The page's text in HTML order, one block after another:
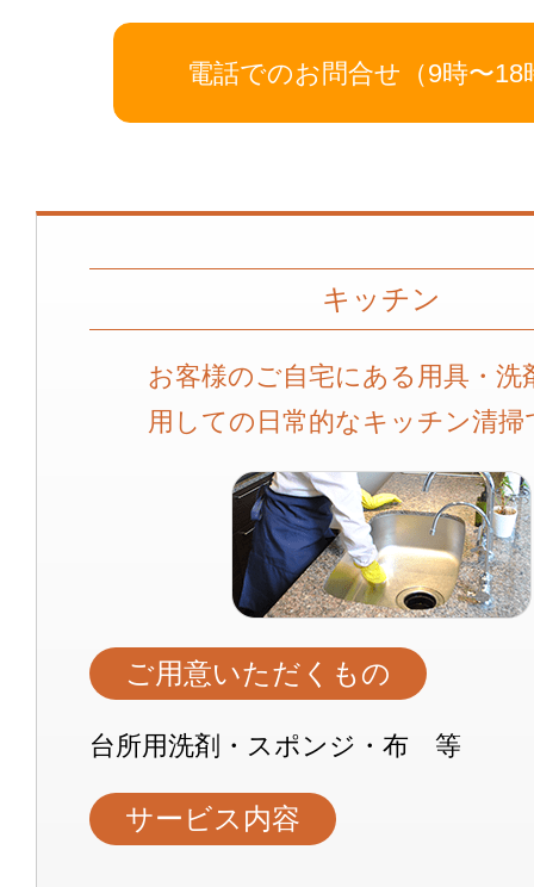
電話でのお問合せ（9時〜18
キッチン
お客様のご自宅にある用具・洗
用しての日常的なキッチン清掃
ご用意いただくもの
台所用洗剤・スポンジ・布 等
サービス内容